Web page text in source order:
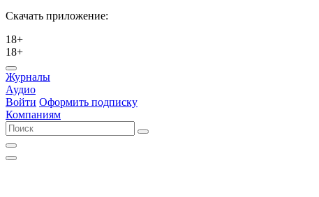
Скачать приложение:
18+
18+
Журналы
Аудио
Войти Оформить подписку
Компаниям